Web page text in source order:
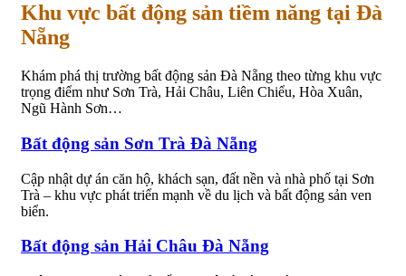
Khu vực bất động sản tiềm năng tại Đà
Nẵng
Khám phá thị trường bất động sản Đà Nẵng theo từng khu vực
trọng điểm như Sơn Trà, Hải Châu, Liên Chiểu, Hòa Xuân,
Ngũ Hành Sơn…
Bất động sản Sơn Trà Đà Nẵng
Cập nhật dự án căn hộ, khách sạn, đất nền và nhà phố tại Sơn
Trà – khu vực phát triển mạnh về du lịch và bất động sản ven
biển.
Bất động sản Hải Châu Đà Nẵng